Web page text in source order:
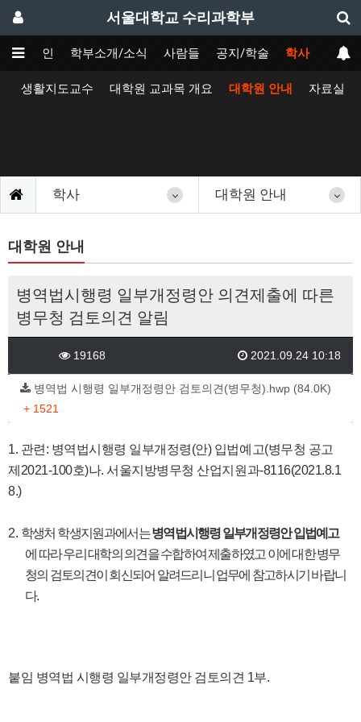
서울대학교 수리과학부
메인 학부소개/소식 사람들 공지/학술 학사
생활지도교수 대학원 교과목 개요 대학원 안내 자료실
학사 대학원 안내
대학원 안내
병역법시행령 일부개정령안 의견제출에 따른
병무청 검토의견 알림
19168 2021.09.24 10:18
병역법 시행령 일부개정령안 검토의견(병무청).hwp (84.0K)
+ 1521
1. 관련: 병역법시행령 일부개정령(안) 입법예고(병무청 공고
제2021-100호)나. 서울지방병무청 산업지원과-8116(2021.8.1
8.)
2. 학생처 학생지원과에서는병역법시행령 일부개정령안 입법예고
에 따라 우리 대학의 의견을 수합하여 제출하였고 이에 대한 병무
청의 검토의견이 회신되어 알려드리니 업무에 참고하시기 바랍니
다.
붙임 병역법 시행령 일부개정령안 검토의견 1부.